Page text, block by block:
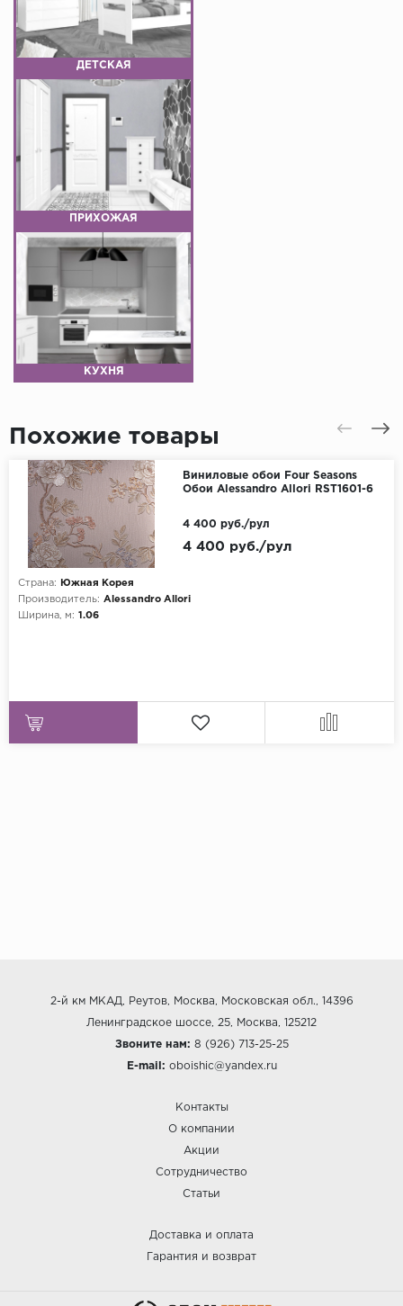
ДЕТСКАЯ
ПРИХОЖАЯ
КУХНЯ
Похожие товары
Виниловые обои Four Seasons
Обои Alessandro Allori RST1601-6
Страна:
Южная Корея
Производитель: Alessandro Allori
Ширина, м: 1.06
4 400 руб./рул
4 400 руб./рул
2-й км МКАД, Реутов, Москва, Московская обл., 14396
Ленинградское шоссе, 25, Москва, 125212
Звоните нам: 8 (926) 713-25-25
E-mail: oboishic@yandex.ru
Контакты
О компании
Акции
Сотрудничество
Статьи
Доставка и оплата
Гарантия и возврат